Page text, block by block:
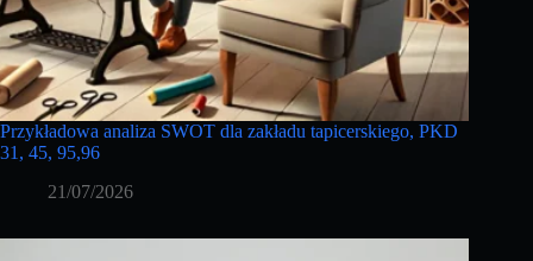
Przykładowa analiza SWOT dla zakładu tapicerskiego, PKD
31, 45, 95,96
21/07/2026